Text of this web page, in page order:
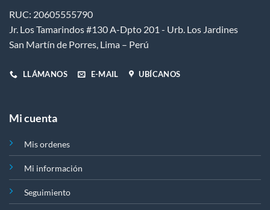
RUC: 20605555790
Jr. Los Tamarindos #130 A-Dpto 201 - Urb. Los Jardines
San Martín de Porres, Lima – Perú
LLÁMANOS E-MAIL UBÍCANOS
Mi cuenta
Mis ordenes
Mi información
Seguimiento